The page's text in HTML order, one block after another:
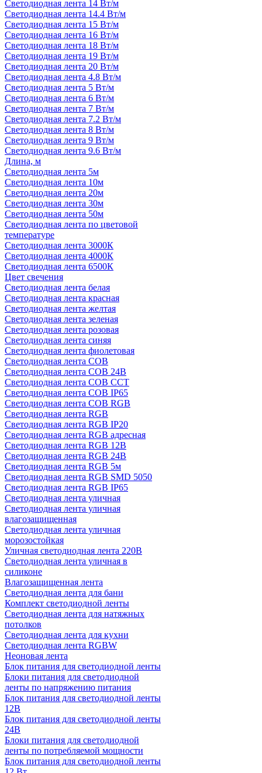
Светодиодная лента 14 Вт/м
Светодиодная лента 14.4 Вт/м
Светодиодная лента 15 Вт/м
Светодиодная лента 16 Вт/м
Светодиодная лента 18 Вт/м
Светодиодная лента 19 Вт/м
Светодиодная лента 20 Вт/м
Светодиодная лента 4.8 Вт/м
Светодиодная лента 5 Вт/м
Светодиодная лента 6 Вт/м
Светодиодная лента 7 Вт/м
Светодиодная лента 7.2 Вт/м
Светодиодная лента 8 Вт/м
Светодиодная лента 9 Вт/м
Светодиодная лента 9.6 Вт/м
Длина, м
Светодиодная лента 5м
Светодиодная лента 10м
Светодиодная лента 20м
Светодиодная лента 30м
Светодиодная лента 50м
Светодиодная лента по цветовой
температуре
Светодиодная лента 3000К
Светодиодная лента 4000К
Светодиодная лента 6500К
Цвет свечения
Светодиодная лента белая
Светодиодная лента красная
Светодиодная лента желтая
Светодиодная лента зеленая
Светодиодная лента розовая
Светодиодная лента синяя
Светодиодная лента фиолетовая
Светодиодная лента COB
Светодиодная лента COB 24В
Светодиодная лента COB CCT
Светодиодная лента COB IP65
Светодиодная лента COB RGB
Светодиодная лента RGB
Светодиодная лента RGB IP20
Светодиодная лента RGB адресная
Светодиодная лента RGB 12В
Светодиодная лента RGB 24В
Светодиодная лента RGB 5м
Светодиодная лента RGB SMD 5050
Светодиодная лента RGB IP65
Светодиодная лента уличная
Светодиодная лента уличная
влагозащищенная
Светодиодная лента уличная
морозостойкая
Уличная светодиодная лента 220В
Светодиодная лента уличная в
силиконе
Влагозащищенная лента
Светодиодная лента для бани
Комплект светодиодной ленты
Светодиодная лента для натяжных
потолков
Светодиодная лента для кухни
Светодиодная лента RGBW
Неоновая лента
Блок питания для светодиодной ленты
Блоки питания для светодиодной
ленты по напряжению питания
Блок питания для светодиодной ленты
12В
Блок питания для светодиодной ленты
24В
Блоки питания для светодиодной
ленты по потребляемой мощности
Блок питания для светодиодной ленты